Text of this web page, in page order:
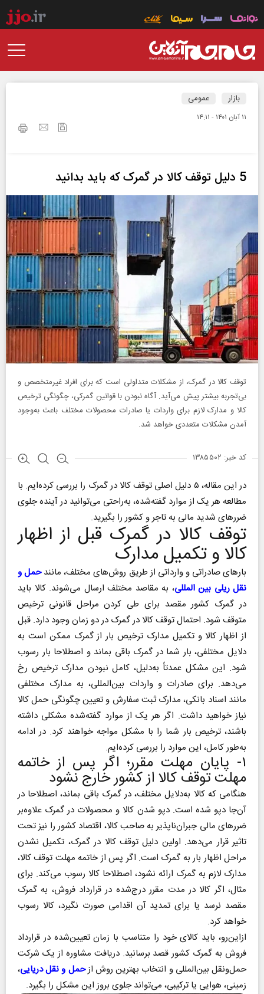
بازار عمومی
۱۱ آبان ۱۴۰۱ - ۱۴:۱۱
5 دلیل توقف کالا در گمرک که باید بدانید
توقف کالا در گمرک، از مشکلات متداولی است که برای افراد غیر‌متخصص و
بی‌تجربه بیشتر پیش می‌آید. آگاه نبودن با قوانین گمرکی، چگونگی ترخیص
کالا و مدارک لازم برای واردات یا صادرات محصولات مختلف باعث به‌وجود
آمدن مشکلات متعددی خواهد شد.
کد خبر: ۱۳۸۵۵۰۲
در این مقاله، ۵ دلیل اصلی توقف کالا در گمرک را بررسی کرده‌ایم. با
مطالعه هر یک از موارد گفته‌شده، به‌راحتی می‌توانید در آینده جلوی
ضرر‌های شدید مالی به تاجر و کشور را بگیرید.
توقف کالا در گمرک قبل از اظهار
کالا و تکمیل مدارک
بار‌های صادراتی و وارداتی از طریق روش‌های مختلف، مانندحمل و
نقل ریلی بین المللی، به مقاصد مختلف ارسال می‌شوند. کالا باید
در گمرک کشور مقصد برای طی کردن مراحل قانونی ترخیص
متوقف شود. احتمال توقف کالا در گمرک در دو زمان وجود دارد. قبل
از اظهار کالا و تکمیل مدارک ترخیص بار از گمرک ممکن است به
دلایل مختلفی، بار شما در گمرک باقی بماند و اصطلاحا بار رسوب
شود. این مشکل عمدتاً به‌دلیل، کامل نبودن مدارک ترخیص رخ
می‌دهد. برای صادرات و واردات بین‌المللی، به مدارک مختلفی
مانند اسناد بانکی، مدارک ثبت سفارش و تعیین چگونگی حمل کالا
نیاز خواهید داشت. اگر هر یک از موارد گفته‌شده مشکلی داشته
باشند، ترخیص بار شما را با مشکل مواجه خواهند کرد. در ادامه
به‌طور کامل، این موارد را بررسی کرده‌ایم.
۱- پایان مهلت مقرر؛ اگر پس از خاتمه
مهلت توقف کالا از کشور خارج نشود
هنگامی که کالا به‌دلایل مختلف، در گمرک باقی بماند، اصطلاحا در
آن‌جا دپو شده است. دپو شدن کالا و محصولات در گمرک علاوه‌بر
ضرر‌های مالی جبران‌ناپذیر به صاحب کالا، اقتصاد کشور را نیز تحت
تاثیر قرار می‌دهد. اولین دلیل توقف کالا در گمرک، تکمیل نشدن
مراحل اظهار بار به گمرک است. اگر پس از خاتمه مهلت توقف کالا،
مدارک لازم به گمرک ارائه نشود، اصطلاحا کالا رسوب می‌کند. برای
مثال، اگر کالا در مدت مقرر درج‌شده در قرارداد فروش، به گمرک
مقصد نرسد یا برای تمدید آن اقدامی صورت نگیرد، کالا رسوب
خواهد کرد.
از‌این‌رو، باید کالای خود را متناسب با زمان تعیین‌شده در قرارداد
فروش به گمرک کشور قصد برسانید. دریافت مشاوره از یک شرکت
حمل‌و‌نقل بین‌المللی و انتخاب بهترین روش ازحمل و نقل دریایی،
زمینی، هوایی یا ترکیبی، می‌تواند جلوی بروز این مشکل را بگیرد.